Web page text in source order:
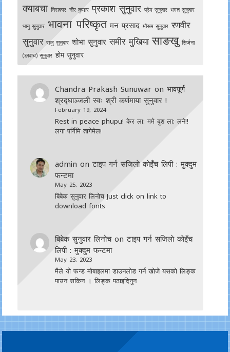
क्याबचा निराकार नीर कुमार प्रकाश सुनुवार प्रेम सुनुवार भगत सुनुवार
भानु सुनुवार भावना परिष्कृत मन प्रसाद मौसम सुनुवार रणवीर
सुनुवार राजु सुनुवार शोभा सुनुवार समीर मुखिया साङखु सिर्जना
(ङावाच) सुनुवार होम सुनुवार
Chandra Prakash Sunuwar onभावपूर्ण
श्रद्घाञ्जली स्वः श्री कर्णमाया सुनुवार !
February 19, 2024
Rest in peace phupu! केर ला: ममे बुश ला: लने!!
लगा पर्गिमि तागेमेल!
admin onटाइप गर्न सजिलाे काेइँच लिपी : मुक्दुम
फन्टमा
May 25, 2023
बिबेक सुनुवार लिनोच Just click on link to
download fonts
बिबेक सुनुवार लिनोचonटाइप गर्न सजिलाे काेइँच
लिपी : मुक्दुम फन्टमा
May 23, 2023
मैले यो फन्ड मोबाइलमा डाउनल‍ोड गर्न खोजे यसको लिङ्क
पाउन सकिन । लिङ्क पठाइदिनुन